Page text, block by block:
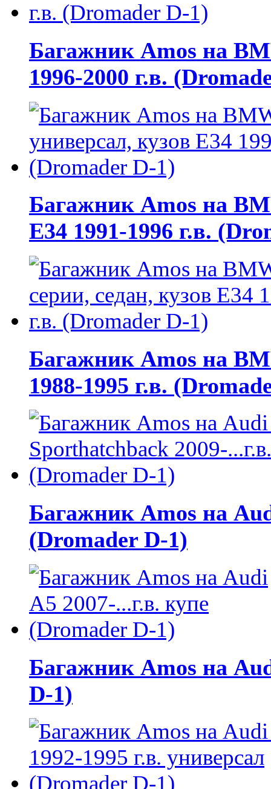
Багажник Amos на
1996-2000 г.в.
Багажник Amos на
E34 1991-1996 г.в.
Багажник Amos на
1988-1995 г.в.
Багажник Amos на
(Dromader D-1)
Багажник Amos на
D-1)